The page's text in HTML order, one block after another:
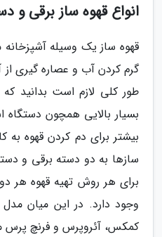
انواع قهوه ساز برقی و
قهوه ساز یک وسیله
گرم کردن آب و عصاره گیری
طور کلی لازم است بدانید
بسیار بالایی همچون دستگاه
بیشتر برای دم کردن قهوه به
سازها به دو دسته برقی و
برای هر روش تهیه قهوه هر
وجود دارد. در این میان
کمکس، آئروپرس و فرنچ